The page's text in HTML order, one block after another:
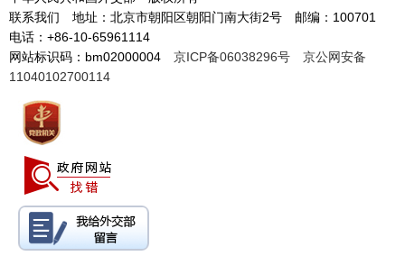
联系我们 地址：北京市朝阳区朝阳门南大街2号 邮编：100701
电话：+86-10-65961114
网站标识码：bm02000004 京ICP备06038296号
京公网安备
11040102700114